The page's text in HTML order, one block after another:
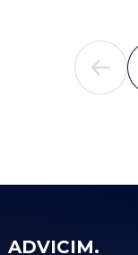
ADVICIM.